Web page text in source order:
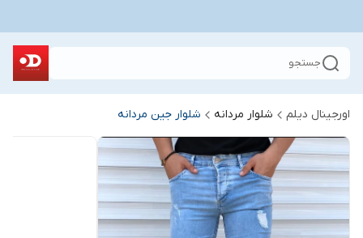
جستجو
اورجینال دیلم شلوار مردانه شلوار جین مردانه